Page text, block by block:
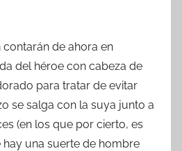
contarán de ahora en
del héroe con cabeza de
para tratar de evitar
se salga con la suya junto a
(en los que por cierto, es
una suerte de hombre